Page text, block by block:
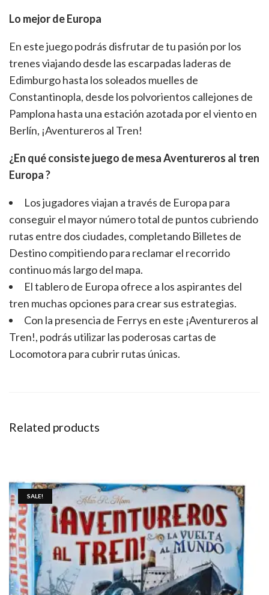
Lo mejor de Europa
En este juego podrás disfrutar de tu pasión por los
trenes viajando desde las escarpadas laderas de
Edimburgo hasta los soleados muelles de
Constantinopla, desde los polvorientos callejones de
Pamplona hasta una estación azotada por el viento en
Berlín, ¡Aventureros al Tren!
¿En qué consiste juego de mesa Aventureros al tren
Europa ?
Los jugadores viajan a través de Europa para
conseguir el mayor número total de puntos cubriendo
rutas entre dos ciudades, completando Billetes de
Destino compitiendo para reclamar el recorrido
continuo más largo del mapa.
El tablero de Europa ofrece a los aspirantes del
tren muchas opciones para crear sus estrategias.
Con la presencia de Ferrys en este ¡Aventureros al
Tren!, podrás utilizar las poderosas cartas de
Locomotora para cubrir rutas únicas.
Related products
SALE!